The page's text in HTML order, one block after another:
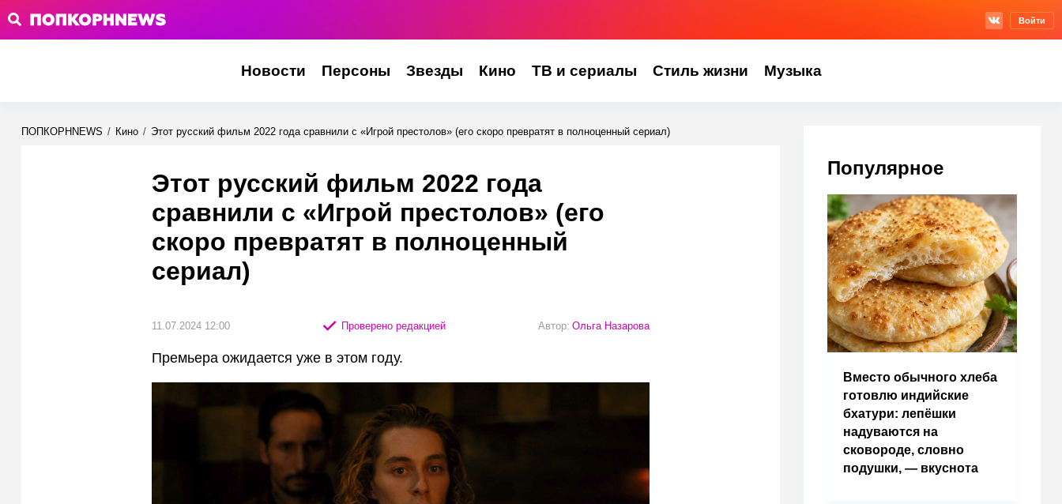
Войти
Новости Персоны Звезды Кино ТВ и сериалы Стиль жизни Музыка
ПОПКОРНNEWS / Кино / Этот русский фильм 2022 года сравнили с «Игрой престолов» (его скоро превратят в полноценный сериал)
Этот русский фильм 2022 года
сравнили с «Игрой престолов» (его
скоро превратят в полноценный
сериал)
11.07.2024 12:00 Проверено редакцией Автор: Ольга Назарова
Премьера ожидается уже в этом году.
Популярное
Вместо обычного хлеба
готовлю индийские
бхатури: лепёшки
надуваются на
сковороде, словно
подушки, — вкуснота